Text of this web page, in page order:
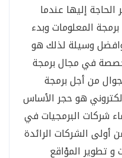
إليها عندما
المعلومات وبدء
وسيلة لذلك هو
في مجال برمجة
من أجل برمجة
هو حجر الأساس
شركات البرمجيات في
أولى الشركات الرائدة
و تطوير الموْاقع